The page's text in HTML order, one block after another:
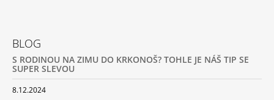
BLOG
S RODINOU NA ZIMU DO KRKONOŠ? TOHLE JE NÁŠ TIP SE
SUPER SLEVOU
8.12.2024